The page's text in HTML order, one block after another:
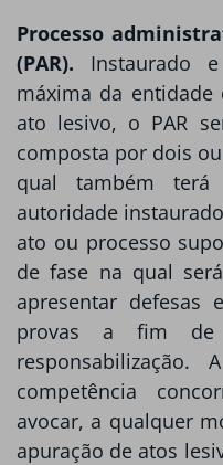
Processo
(PAR). Instaurado
máxima da
ato lesivo, o PAR
composta por dois
qual também
autoridade
ato ou processo
de fase na qual
apresentar defesas
provas a fim de
competência
avocar, a qualquer
apuração de atos